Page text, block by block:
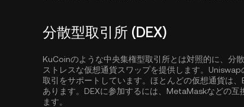
分散型取引所 (DEX)
KuCoinのような中央集権型取引所とは対照的に、分
ストレスな仮想通貨スワップを提供します。
取引をサポートしています。ほとんどの仮想通貨は、
あります。DEXに参加するには、MetaMaskなどの
ます。